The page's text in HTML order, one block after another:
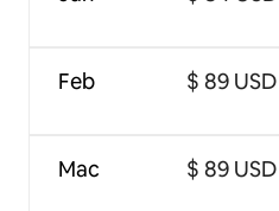
Feb
Mac
$ 89 USD
$ 89 USD